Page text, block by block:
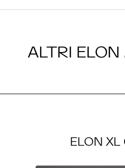
ALTRI ELON
ELON XL